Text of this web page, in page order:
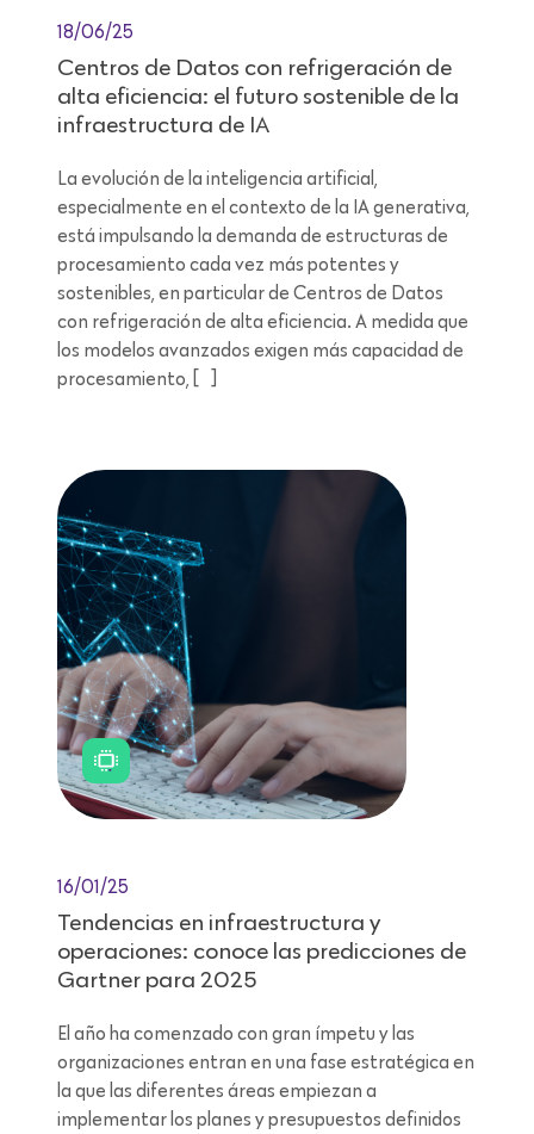
18/06/25
Centros de Datos con refrigeración de
alta eficiencia: el futuro sostenible de la
infraestructura de IA
La evolución de la inteligencia artificial,
especialmente en el contexto de la IA generativa,
está impulsando la demanda de estructuras de
procesamiento cada vez más potentes y
sostenibles, en particular de Centros de Datos
con refrigeración de alta eficiencia. A medida que
los modelos avanzados exigen más capacidad de
procesamiento, […]
16/01/25
Tendencias en infraestructura y
operaciones: conoce las predicciones de
Gartner para 2025
El año ha comenzado con gran ímpetu y las
organizaciones entran en una fase estratégica en
la que las diferentes áreas empiezan a
implementar los planes y presupuestos definidos